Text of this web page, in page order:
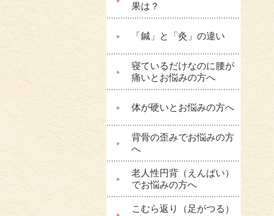
果は？
「鍼」と「灸」の違い
寝ているだけなのに腰が
痛いとお悩みの方へ
体が硬いとお悩みの方へ
背骨の歪みでお悩みの方
へ
老人性円背（えんぱい）
でお悩みの方へ
こむら返り（足がつる）